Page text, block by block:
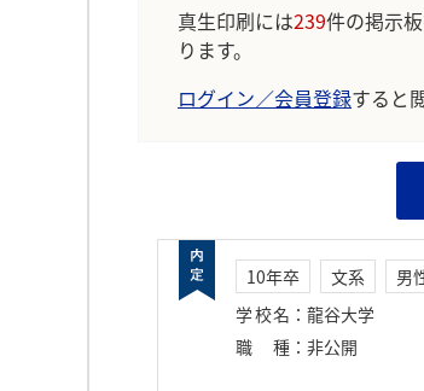
真生印刷には239件の掲示
ります。
ログイン／会員登録すると
10年卒 文系
男
学校名 ： 龍谷大学
職種 ： 非公開